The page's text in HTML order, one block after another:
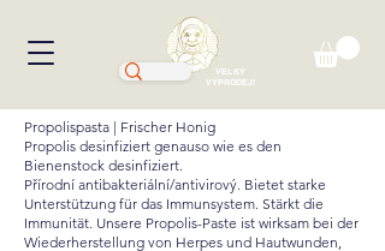
VELKÝ
VÝPRODEJ!
Propolispasta | Frischer Honig
Propolis desinfiziert genauso wie es den
Bienenstock desinfiziert.
Přírodní antibakteriální/antivirový. Bietet starke
Unterstützung für das Immunsystem. Stärkt die
Immunität. Unsere Propolis-Paste ist wirksam bei der
Wiederherstellung von Herpes und Hautwunden,